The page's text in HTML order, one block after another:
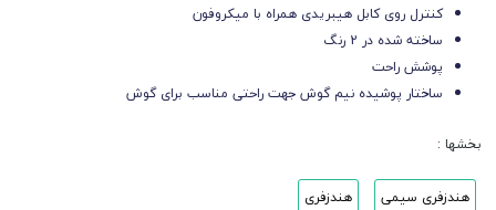
کنترل روی کابل هیبریدی همراه با میکروفون
ساخته شده در 2 رنگ
پوشش راحت
ساختار پوشیده نیم گوش جهت راحتی مناسب برای گوش
بخشها :
هندزفری سیمی هندزفری